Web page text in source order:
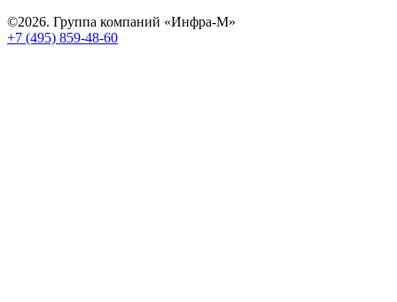
©2026. Группа компаний «Инфра-М»
+7 (495) 859-48-60